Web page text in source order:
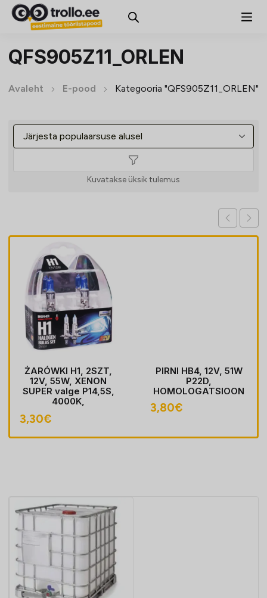
QFS905Z11_ORLEN
Avaleht E-pood Kategooria "QFS905Z11_ORLEN"
Kuvatakse üksik tulemus
ŻARÓWKI H1, 2SZT,
12V, 55W, XENON
SUPER valge P14,5S,
4000K,
3,30€
PIRNI HB4, 12V, 51W
P22D,
HOMOLOGATSIOON
3,80€